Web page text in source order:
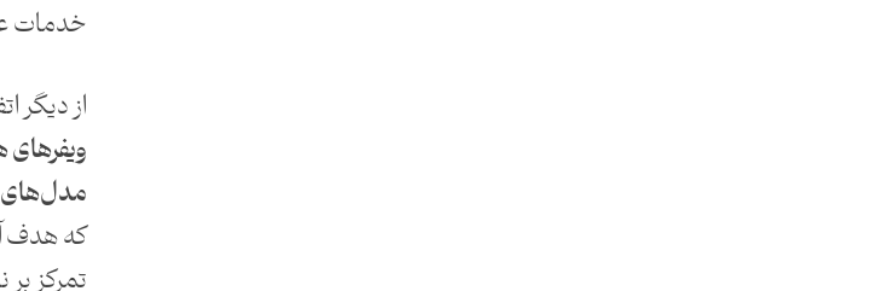
خدمات
از دیگر
ویفرهای
که هدف
تمرکز